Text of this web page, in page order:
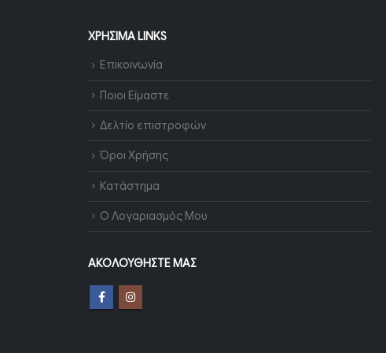
ΧΡΉΣΙΜΑ LINKS
Επικοινωνία
Ποιοι Είμαστε
Δελτίο επιστροφών
Όροι Χρήσης
Κατάστημα
Ο Λογαριασμός Μου
ΑΚΟΛΟΥΘΉΣΤΕ ΜΑΣ